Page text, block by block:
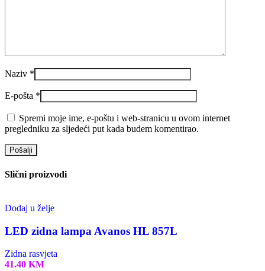
Naziv *
E-pošta *
Spremi moje ime, e-poštu i web-stranicu u ovom internet
pregledniku za sljedeći put kada budem komentirao.
Slični proizvodi
Dodaj u želje
LED zidna lampa Avanos HL 857L
Zidna rasvjeta
41.40 KM